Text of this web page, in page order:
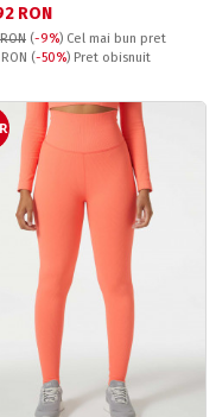
цена:
RON
(-9%) Cel mai bun pret
(-50%) Pret obisnuit